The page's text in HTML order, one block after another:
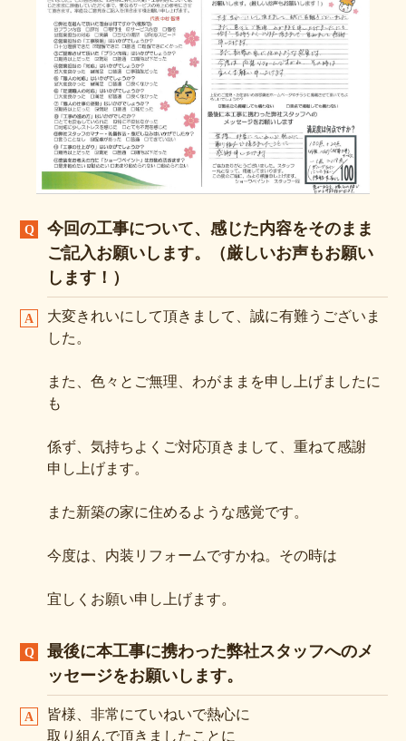
今回の工事について、感じた内容をそのまま
ご記入お願いします。（厳しいお声もお願い
します！）
大変きれいにして頂きまして、誠に有難うございま
した。
また、色々とご無理、わがままを申し上げましたに
も
係ず、気持ちよくご対応頂きまして、重ねて感謝
申し上げます。
また新築の家に住めるような感覚です。
今度は、内装リフォームですかね。その時は
宜しくお願い申し上げます。
最後に本工事に携わった弊社スタッフへのメ
ッセージをお願いします。
皆様、非常にていねいで熱心に
取り組んで頂きましたことに